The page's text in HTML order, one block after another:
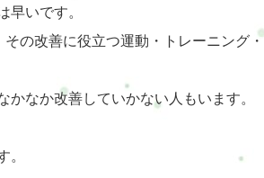
早いです。
その改善に役立つ運動・トレーニング
なか改善していかない人もいます。
。